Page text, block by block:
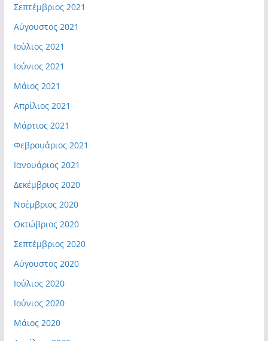
Σεπτέμβριος 2021
Αύγουστος 2021
Ιούλιος 2021
Ιούνιος 2021
Μάιος 2021
Απρίλιος 2021
Μάρτιος 2021
Φεβρουάριος 2021
Ιανουάριος 2021
Δεκέμβριος 2020
Νοέμβριος 2020
Οκτώβριος 2020
Σεπτέμβριος 2020
Αύγουστος 2020
Ιούλιος 2020
Ιούνιος 2020
Μάιος 2020